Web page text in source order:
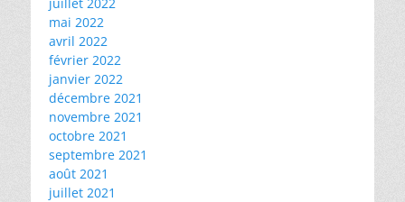
mai 2022
avril 2022
février 2022
janvier 2022
décembre 2021
novembre 2021
octobre 2021
septembre 2021
août 2021
juillet 2021